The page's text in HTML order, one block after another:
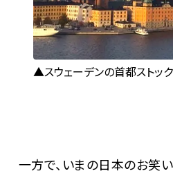
スウェーデンの首都ストッ
一方で、いまの日本のお笑い